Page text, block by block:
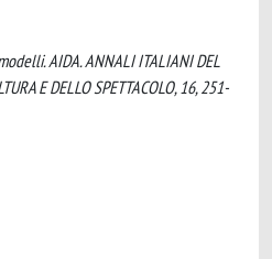
AIDA. ANNALI ITALIANI DEL
E DELLO SPETTACOLO, 16, 251-